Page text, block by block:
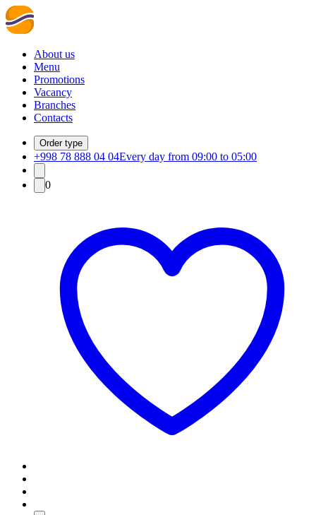
About us
Menu
Promotions
Vacancy
Branches
Contacts
Order type
+998 78 888 04 04Every day from 09:00 to 05:00
0